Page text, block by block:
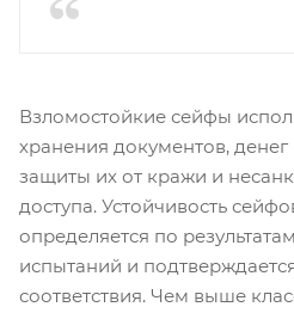
Взломостойкие сейфы
хранения документов,
защиты их от кражи и
доступа. Устойчивость
определяется по
испытаний и
соответствия. Чем выше